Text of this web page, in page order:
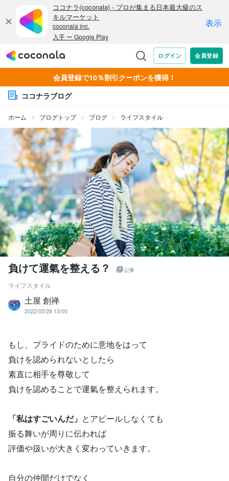
会員登録で10％割引クーポンを獲得！
ココナラブログ
ホーム ブログトップ ブログ ライフスタイル
負けて運氣を整える？ 記事
ライフスタイル
土屋 創禅
2022/05/28 13:00
もし、プライドのために意地をはって
負けを認められないとしたら
素直に相手を尊敬して
負けを認めることで運氣を整えられます。
「私はすごいんだ」 とアピールしなくても
振る舞いが周りに伝われば
評価や扱いが大きく変わっていきます。
自分の仲間だけでなく